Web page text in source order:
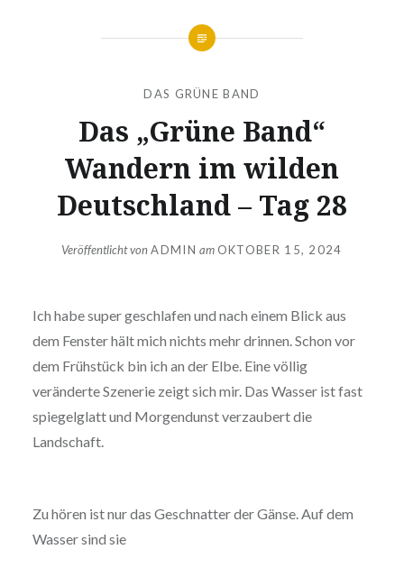
DAS GRÜNE BAND
Das „Grüne Band“
Wandern im wilden
Deutschland – Tag 28
Veröffentlicht vonADMIN am OKTOBER 15, 2024
Ich habe super geschlafen und nach einem Blick aus
dem Fenster hält mich nichts mehr drinnen. Schon vor
dem Frühstück bin ich an der Elbe. Eine völlig
veränderte Szenerie zeigt sich mir. Das Wasser ist fast
spiegelglatt und Morgendunst verzaubert die
Landschaft.
Zu hören ist nur das Geschnatter der Gänse. Auf dem
Wasser sind sie